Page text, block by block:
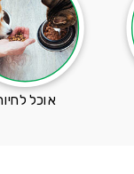
אוכל